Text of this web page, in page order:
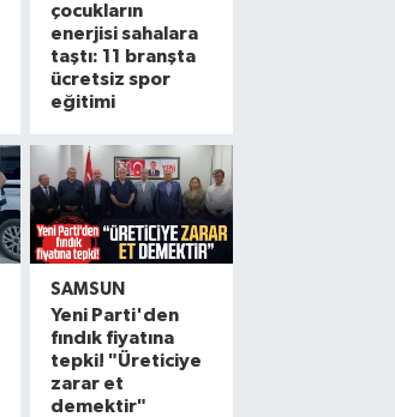
çocukların
enerjisi sahalara
taştı: 11 branşta
ücretsiz spor
eğitimi
SAMSUN
Yeni Parti'den
fındık fiyatına
tepki! "Üreticiye
zarar et
demektir"